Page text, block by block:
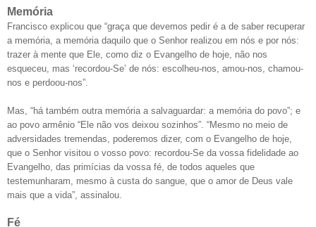
Memória
Francisco explicou que “graça que devemos pedir é a de saber recuperar
a memória, a memória daquilo que o Senhor realizou em nós e por nós:
trazer à mente que Ele, como diz o Evangelho de hoje, não nos
esqueceu, mas ‘recordou-Se’ de nós: escolheu-nos, amou-nos, chamou-
nos e perdoou-nos”.
Mas, “há também outra memória a salvaguardar: a memória do povo”; e
ao povo armênio “Ele não vos deixou sozinhos”. “Mesmo no meio de
adversidades tremendas, poderemos dizer, com o Evangelho de hoje,
que o Senhor visitou o vosso povo: recordou-Se da vossa fidelidade ao
Evangelho, das primícias da vossa fé, de todos aqueles que
testemunharam, mesmo à custa do sangue, que o amor de Deus vale
mais que a vida”, assinalou.
Fé